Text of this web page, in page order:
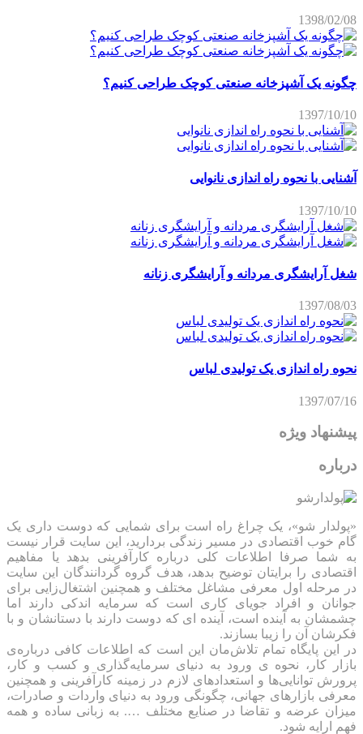
1398/02/08
چگونه یک آشپزخانه صنعتی کوچک طراحی کنیم؟
1397/10/10
آشنایی با نحوه راه اندازی نانوایی
1397/10/10
شغل آرایشگری مردانه و آرایشگری زنانه
1397/08/03
نحوه راه اندازی یک تولیدی لباس
1397/07/16
پیشنهاد ویژه
درباره
«پولدار شو»، یک چراغ راه است برای شمایی که دوست داری یک
گام خوب اقتصادی در مسیر زندگی بردارید، این سایت قرار نیست
به شما صرفا اطلاعات کلی درباره کارآفرینی بدهد یا مفاهیم
اقتصادی را برایتان توضیح بدهد، هدف گروه گردانندگان این سایت
در مرحله اول معرفی مشاغل مختلف و همچنین اشتغال‌زایی برای
جوانان و افراد جویای کاری است که سرمایه اندکی دارند اما
چشمشان به آینده است، آینده ای که دوست دارند با دستانشان و با
فکرشان آن را زیبا بسازند.
در این پایگاه تمام تلاش‌مان این است که ‌اطلاعات کافی درباره‌ی
بازار کار، نحوه ی ورود به دنیای سرمایه‌گذاری و کسب و کار،
پرورش توانایی‌ها و استعدادهای لازم در زمینه کارآفرینی و همچنین
معرفی بازارهای جهانی، چگونگی ورود به دنیای واردات و صادرات،
میزان عرضه و تقاضا در صنایع مختلف …. به زبانی ساده و همه
فهم ارایه شود.